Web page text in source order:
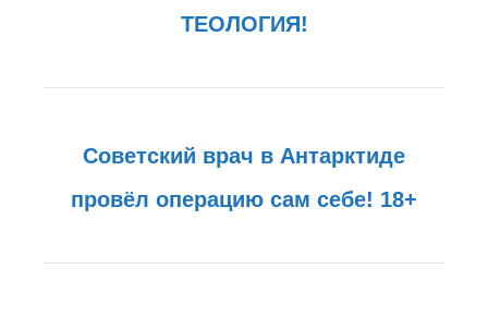
ТЕОЛОГИЯ!
Cоветский врач в Антарктиде
провёл операцию сам себе! 18+